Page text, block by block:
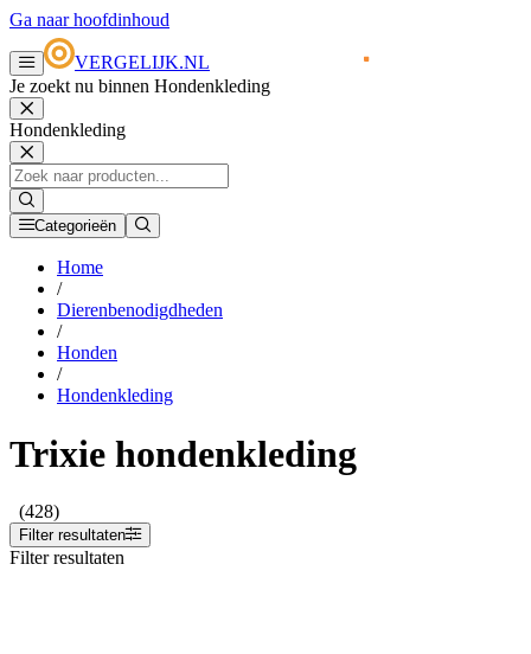
Ga naar hoofdinhoud
VERGELIJK.NL
Je zoekt nu binnen Hondenkleding
Hondenkleding
Categorieën
Home
/
Dierenbenodigdheden
/
Honden
/
Hondenkleding
Trixie hondenkleding
(428)
Filter resultaten
Filter resultaten